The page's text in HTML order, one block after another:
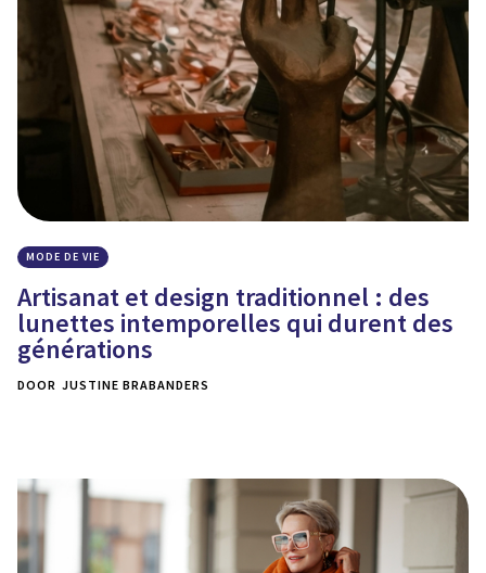
MODE DE VIE
Artisanat et design traditionnel : des
lunettes intemporelles qui durent des
générations
DOOR JUSTINE BRABANDERS